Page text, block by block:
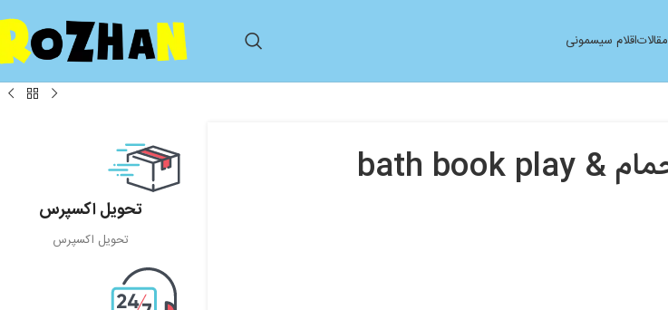
مقالاتاقلام سیسمونی
کتابچه داخل حمام bath book play &
تحویل اکسپرس
تحویل اکسپرس